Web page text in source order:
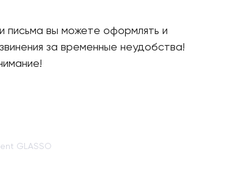
вы можете оформлять и
за временные неудобства!
GLASSO